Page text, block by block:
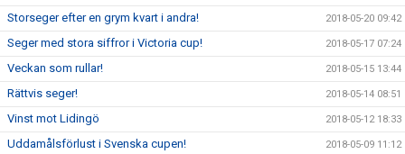
Storseger efter en grym kvart i andra! 2018-05-20 09:42
Seger med stora siffror i Victoria cup! 2018-05-17 07:24
Veckan som rullar! 2018-05-15 13:44
Rättvis seger! 2018-05-14 08:51
Vinst mot Lidingö 2018-05-12 18:33
Uddamålsförlust i Svenska cupen! 2018-05-09 11:12